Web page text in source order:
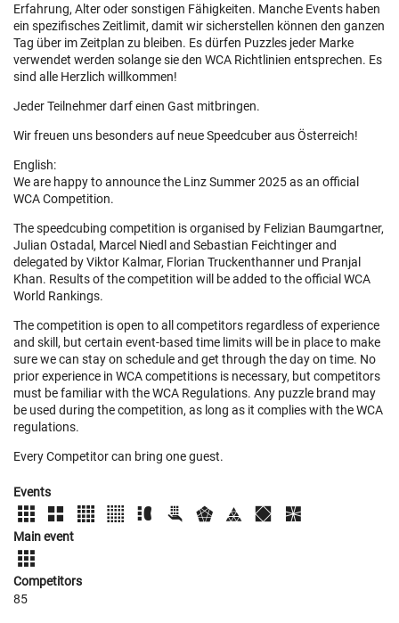
Erfahrung, Alter oder sonstigen Fähigkeiten. Manche Events haben
ein spezifisches Zeitlimit, damit wir sicherstellen können den ganzen
Tag über im Zeitplan zu bleiben. Es dürfen Puzzles jeder Marke
verwendet werden solange sie den WCA Richtlinien entsprechen. Es
sind alle Herzlich willkommen!
Jeder Teilnehmer darf einen Gast mitbringen.
Wir freuen uns besonders auf neue Speedcuber aus Österreich!
English:
We are happy to announce the Linz Summer 2025 as an official
WCA Competition.
The speedcubing competition is organised by Felizian Baumgartner,
Julian Ostadal, Marcel Niedl and Sebastian Feichtinger and
delegated by Viktor Kalmar, Florian Truckenthanner und Pranjal
Khan. Results of the competition will be added to the official WCA
World Rankings.
The competition is open to all competitors regardless of experience
and skill, but certain event-based time limits will be in place to make
sure we can stay on schedule and get through the day on time. No
prior experience in WCA competitions is necessary, but competitors
must be familiar with the WCA Regulations. Any puzzle brand may
be used during the competition, as long as it complies with the WCA
regulations.
Every Competitor can bring one guest.
Events
Main event
Competitors
85